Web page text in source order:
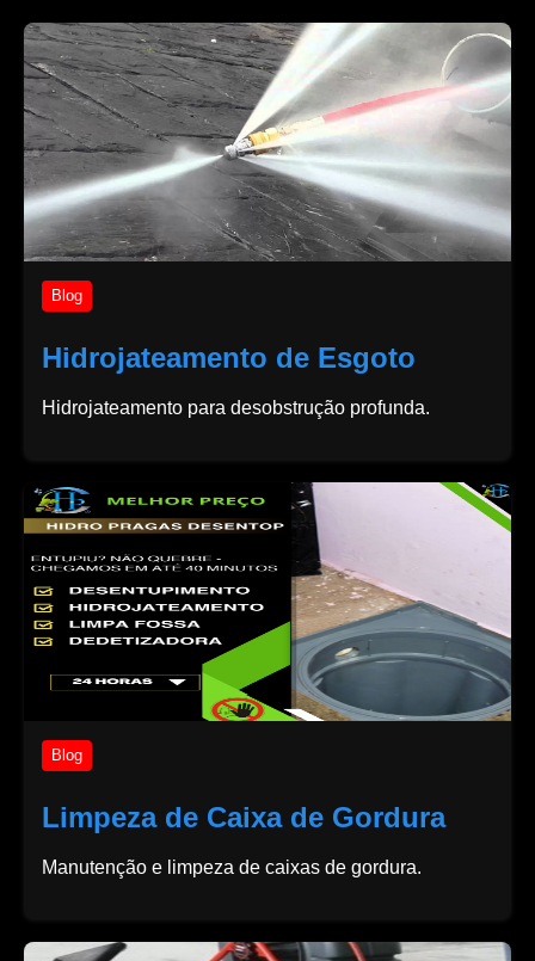
Blog
Hidrojateamento de Esgoto
Hidrojateamento para desobstrução profunda.
Blog
Limpeza de Caixa de Gordura
Manutenção e limpeza de caixas de gordura.